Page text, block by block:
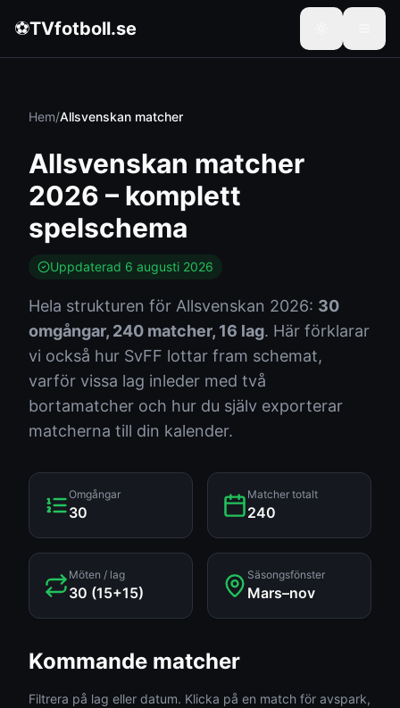
⚽TVfotboll.se
Hem/Allsvenskan matcher
Allsvenskan matcher
2026 – komplett
spelschema
Uppdaterad 6 augusti 2026
Hela strukturen för Allsvenskan 2026: 30
omgångar, 240 matcher, 16 lag. Här förklarar
vi också hur SvFF lottar fram schemat,
varför vissa lag inleder med två
bortamatcher och hur du själv exporterar
matcherna till din kalender.
Omgångar
30
Matcher totalt
240
Möten / lag
30 (15+15)
Säsongsfönster
Mars–nov
Kommande matcher
Filtrera på lag eller datum. Klicka på en match för avspark,